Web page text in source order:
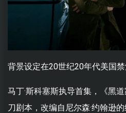
背景设定在20世纪20年代美国禁
马丁·斯科塞斯执导首集，《黑
刀剧本，改编自尼尔森·约翰逊